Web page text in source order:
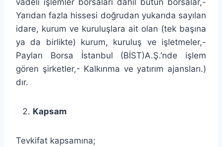
Yarıdan fazla hissesi doğrudan yukarıda sayılan
idare, kurum ve kuruluşlara ait olan (tek başına
ya da birlikte) kurum, kuruluş ve işletmeler,-
Payları Borsa İstanbul (BİST)A.Ş.’nde işlem
gören şirketler,- Kalkınma ve yatırım ajansları.)
dır.
Kapsam
Tevkifat kapsamına;